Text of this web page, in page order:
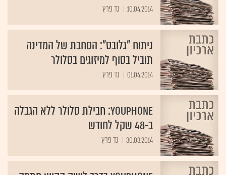
10.04.2014 גד פרץ
ניתוח "גלובס": הסחבת של המדינה
תוביל בסוף למיזוגים בסלולר
01.04.2014 גד פרץ
YouPhone: חבילת סלולר ללא הגבלה
ב-48 שקל לחודש
30.03.2014 גד פרץ